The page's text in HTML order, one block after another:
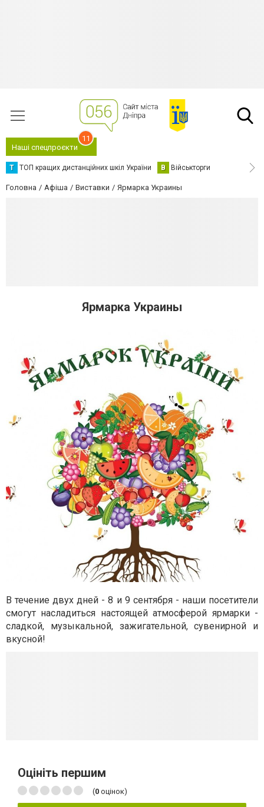
Наші спецпроєкти
11
Т ТОП кращих дистанційних шкіл України В Військторги
Головна Афіша Виставки Ярмарка Украины
Ярмарка Украины
В течение двух дней - 8 и 9 сентября - наши посетители
смогут насладиться настоящей атмосферой ярмарки -
сладкой, музыкальной, зажигательной, сувенирной и
вкусной!
Оцініть першим
(0 оцінок)